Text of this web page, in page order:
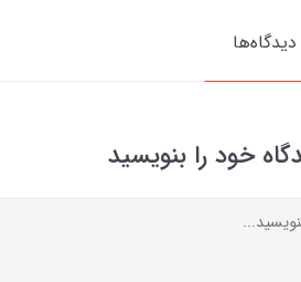
دیدگاه‌ها
خود را بنویسید